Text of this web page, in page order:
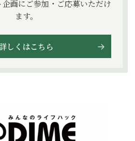
企画にご参加・ご応募いただけ
ます。
しくはこちら